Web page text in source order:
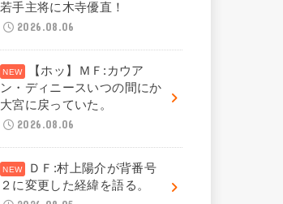
若手主将に木寺優直！
2026.08.06
【ホッ】ＭＦ:カウア
ン・ディニースいつの間にか
大宮に戻っていた。
2026.08.06
ＤＦ:村上陽介が背番号
２に変更した経緯を語る。